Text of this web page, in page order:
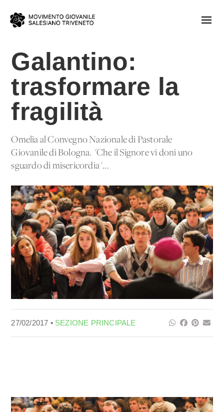
Galantino:
trasformare la
fragilità
Omelia al Convegno Nazionale di Pastorale
Giovanile di Bologna. "Che il Signore vi doni uno
sguardo di misericordia"...
27/02/2017 • SEZIONE PRINCIPALE